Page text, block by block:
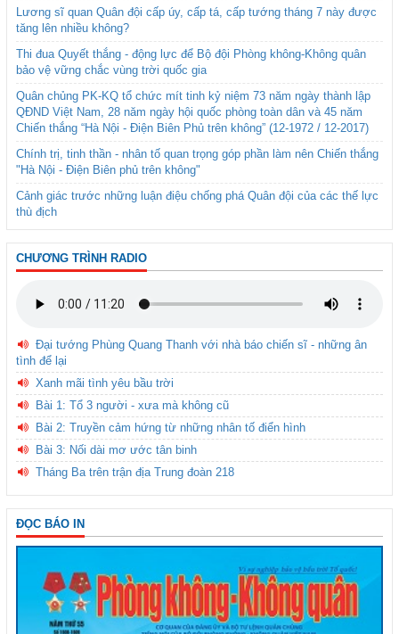
Lương sĩ quan Quân đội cấp úy, cấp tá, cấp tướng tháng 7 này được
tăng lên nhiều không?
Thi đua Quyết thắng - động lực để Bộ đội Phòng không-Không quân
bảo vệ vững chắc vùng trời quốc gia
Quân chủng PK-KQ tổ chức mít tinh kỷ niệm 73 năm ngày thành lập
QĐND Việt Nam, 28 năm ngày hội quốc phòng toàn dân và 45 năm
Chiến thắng “Hà Nội - Điện Biên Phủ trên không” (12-1972 / 12-2017)
Chính trị, tinh thần - nhân tố quan trọng góp phần làm nên Chiến thắng
"Hà Nội - Điện Biên phủ trên không"
Cảnh giác trước những luận điệu chống phá Quân đội của các thế lực
thù địch
CHƯƠNG TRÌNH RADIO
Đại tướng Phùng Quang Thanh với nhà báo chiến sĩ - những ân
tình để lại
Xanh mãi tình yêu bầu trời
Bài 1: Tổ 3 người - xưa mà không cũ
Bài 2: Truyền cảm hứng từ những nhân tố điển hình
Bài 3: Nối dài mơ ước tân binh
Tháng Ba trên trận địa Trung đoàn 218
ĐỌC BÁO IN